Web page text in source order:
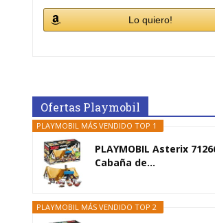
Lo quiero!
Ofertas Playmobil
PLAYMOBIL MÁS VENDIDO TOP 1
PLAYMOBIL Asterix
Cabaña de...
PLAYMOBIL MÁS VENDIDO TOP 2